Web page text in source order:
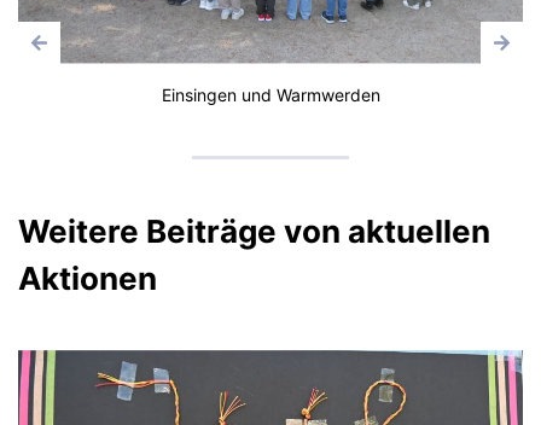
Einsingen und Warmwerden
Weitere Beiträge von aktuellen
Aktionen